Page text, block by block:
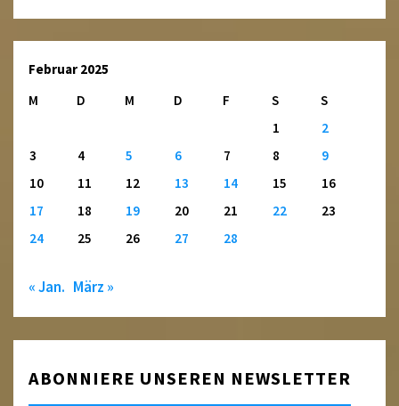
Februar 2025
M
D M D F S
S
1
2
3
4 5 6 7 8
9
10
11 12 13 14 15
16
17
18 19 20 21 22
23
24
25 26 27 28
« Jan. März »
ABONNIERE UNSEREN NEWSLETTER